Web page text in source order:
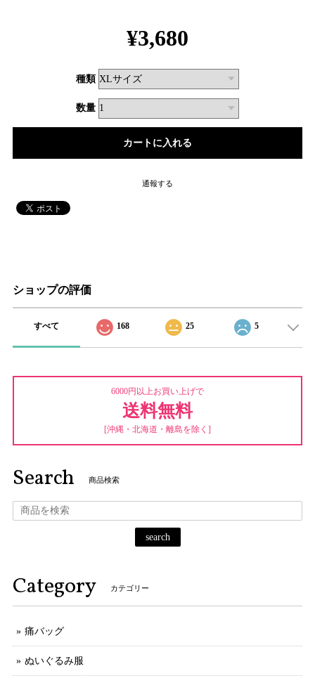
¥3,680
種類
数量
通報する
ショップの評価
すべて 168 25 5
6000円以上お買い上げで
送料無料
[沖縄・北海道・離島を除く]
Search 商品検索
search
Category カテゴリー
痛バッグ
ぬいぐるみ服